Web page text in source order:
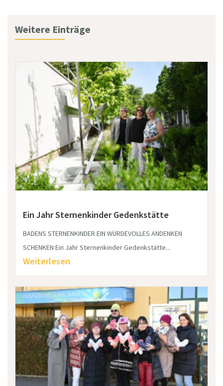
Weitere Einträge
Ein Jahr Sternenkinder Gedenkstätte
BADENS STERNENKINDER EIN WÜRDEVOLLES ANDENKEN
SCHENKEN Ein Jahr Sternenkinder Gedenkstätte...
Weiterlesen